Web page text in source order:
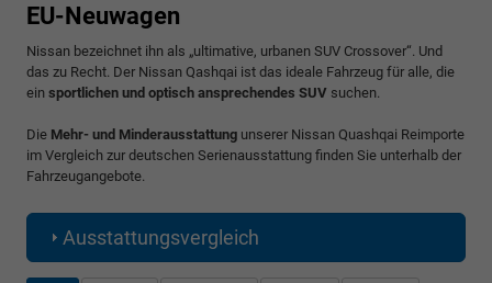
EU-Neuwagen
Nissan bezeichnet ihn als „ultimative, urbanen SUV Crossover“. Und
das zu Recht. Der Nissan Qashqai ist das ideale Fahrzeug für alle, die
ein sportlichen und optisch ansprechendes SUV suchen.
Die Mehr- und Minderausstattung unserer Nissan Quashqai Reimporte
im Vergleich zur deutschen Serienausstattung finden Sie unterhalb der
Fahrzeugangebote.
Ausstattungsvergleich